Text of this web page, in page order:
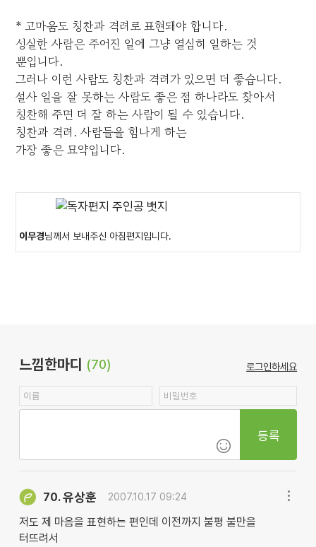
* 고마움도 칭찬과 격려로 표현돼야 합니다.
성실한 사람은 주어진 일에 그냥 열심히 일하는 것
뿐입니다.
그러나 이런 사람도 칭찬과 격려가 있으면 더 좋습니다.
설사 일을 잘 못하는 사람도 좋은 점 하나라도 찾아서
칭찬해 주면 더 잘 하는 사람이 될 수 있습니다.
칭찬과 격려. 사람들을 힘나게 하는
가장 좋은 묘약입니다.
이무경님께서 보내주신 아침편지입니다.
느낌한마디 (70) 로그인하세요
등록
70.유상훈 2007.10.17 09:24
저도 제 마음을 표현하는 편인데 이전까지 불평 불만을
터뜨려서